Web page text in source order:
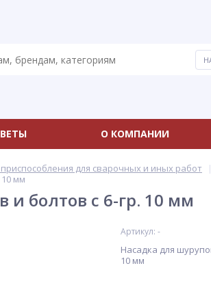
О КОМПАНИИ
для сварочных и иных работ
мм
и болтов с 6-гр. 10 мм
Артикул: -
Насадка для
10 мм